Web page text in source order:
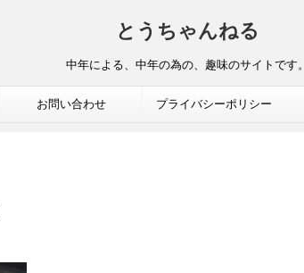
とうちゃんねる
中年による、中年の為の、趣味のサイトです。
お問い合わせ プライバシーポリシー